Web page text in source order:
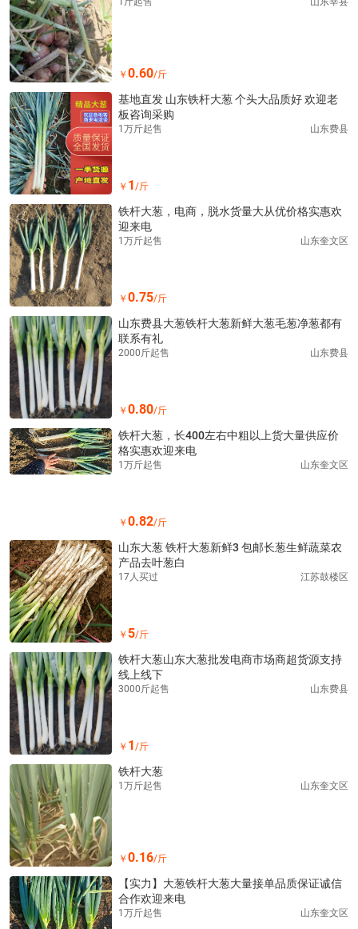
￥ 0.60/斤
基地直发 山东铁杆大葱 个头大品质好 欢迎老
板咨询采购
1万斤起售 山东费县
￥ 1/斤
铁杆大葱，电商，脱水货量大从优价格实惠欢
迎来电
1万斤起售 山东奎文区
￥ 0.75/斤
山东费县大葱铁杆大葱新鲜大葱毛葱净葱都有
联系有礼
2000斤起售 山东费县
￥ 0.80/斤
铁杆大葱，长400左右中粗以上货大量供应价
格实惠欢迎来电
1万斤起售 山东奎文区
￥ 0.82/斤
山东大葱 铁杆大葱新鲜3 包邮长葱生鲜蔬菜农
产品去叶葱白
17人买过 江苏鼓楼区
￥ 5/斤
铁杆大葱山东大葱批发电商市场商超货源支持
线上线下
3000斤起售 山东费县
￥ 1/斤
铁杆大葱
1万斤起售 山东奎文区
￥ 0.16/斤
【实力】大葱铁杆大葱大量接单品质保证诚信
合作欢迎来电
1万斤起售 山东奎文区